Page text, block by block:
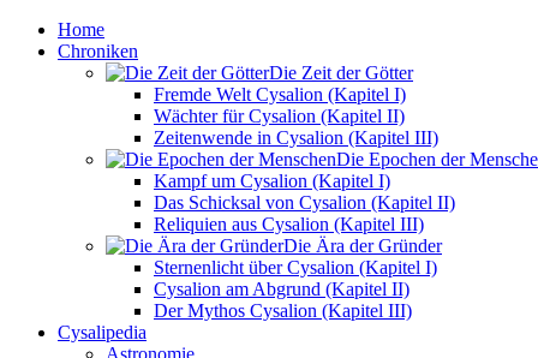
Home
Chroniken
Die Zeit der Götter
Fremde Welt Cysalion (Kapitel I)
Wächter für Cysalion (Kapitel II)
Zeitenwende in Cysalion (Kapitel III)
Die Epochen der
Kampf um Cysalion (Kapitel I)
Das Schicksal von Cysalion (Kapitel II)
Reliquien aus Cysalion (Kapitel III)
Die Ära der Gründer
Sternenlicht über Cysalion (Kapitel I)
Cysalion am Abgrund (Kapitel II)
Der Mythos Cysalion (Kapitel III)
Cysalipedia
Astronomie